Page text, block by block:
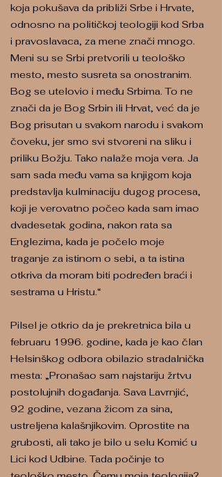
koja pokušava da približi Srbe i Hrvate,
odnosno na političkoj teologiji kod Srba
i pravoslavaca, za mene znači mnogo.
Meni su se Srbi pretvorili u teološko
mesto, mesto susreta sa onostranim.
Bog se utelovio i među Srbima. To ne
znači da je Bog Srbin ili Hrvat, već da je
Bog prisutan u svakom narodu i svakom
čoveku, jer smo svi stvoreni na sliku i
priliku Božju. Tako nalaže moja vera. Ja
sam sada među vama sa knjigom koja
predstavlja kulminaciju dugog procesa,
koji je verovatno počeo kada sam imao
dvadesetak godina, nakon rata sa
Englezima, kada je počelo moje
traganje za istinom o sebi, a ta istina
otkriva da moram biti podređen braći i
sestrama u Hristu.“
Pilsel je otkrio da je prekretnica bila u
februaru 1996. godine, kada je kao član
Helsinškog odbora obilazio stradalnička
mesta: „Pronašao sam najstariju žrtvu
postolujnih događanja. Sava Lavrnjić,
92 godine, vezana žicom za sina,
ustreljena kalašnjikovim. Oprostite na
grubosti, ali tako je bilo u selu Komić u
Lici kod Udbine. Tada počinje to